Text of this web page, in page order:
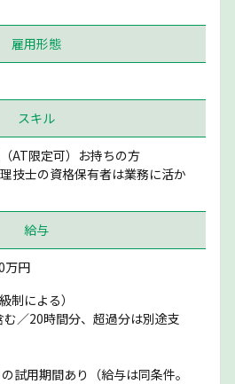
雇用形態
スキル
AT限定可）お持ちの方
技士の資格保有者は業務に活か
給与
万円
制による）
む／20時間分、超過分は別途支
試用期間あり（給与は同条件。